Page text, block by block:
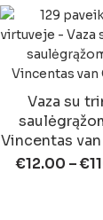
Vaza su
Vincentas
€12.00 –€